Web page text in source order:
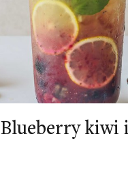
Blueberry kiwi